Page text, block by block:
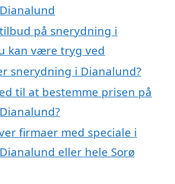
på snerydning i
kan være tryg ved
snerydning i Dianalund?
til at bestemme prisen på
firmaer med speciale i
eller hele Sorø